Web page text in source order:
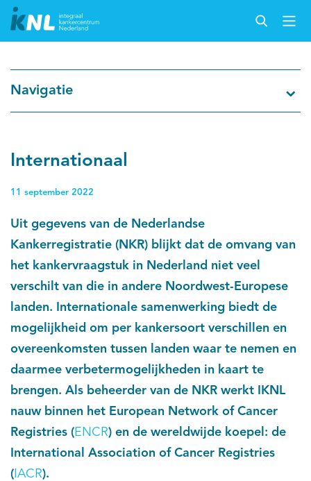
Cijfers over kanker
Thema's
Over IKNL
Kanker & leven
Palliatieve zorg
Kankeratlas
IKNL and the NCR
Dure geneesmiddelen
Itemsets
Navigatie
Internationaal
11 september 2022
Uit gegevens van de Nederlandse
Kankerregistratie (NKR) blijkt dat de omvang van
het kankervraagstuk in Nederland niet veel
verschilt van die in andere Noordwest-Europese
landen. Internationale samenwerking biedt de
mogelijkheid om per kankersoort verschillen en
overeenkomsten tussen landen waar te nemen en
daarmee verbetermogelijkheden in kaart te
brengen. Als beheerder van de NKR werkt IKNL
nauw binnen het European Network of Cancer
Registries (ENCR) en de wereldwijde koepel: de
International Association of Cancer Registries
( IACR).